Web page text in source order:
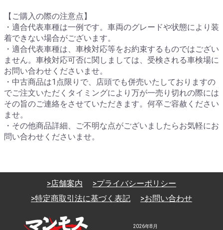
【ご購入の際の注意点】
・適合代表車種は一例です。車両のグレードや状態により装
着できない場合がございます。
・適合代表車種は、車検対応等をお約束するものではござい
ません。車検対応可否に関しましては、受検される車検場に
お問い合わせくださいませ。
・中古商品は1点限りで、店頭でも併売いたしておりますの
でご注文いただくタイミングにより万が一売り切れの際には
その旨のご連絡をさせていただきます。何卒ご容赦ください
ませ。
・その他商品詳細、ご不明な点がございましたらお気軽にお
問い合わせくださいませ。
>店舗案内
>プライバシーポリシー
>特定商取引法に基づく表記
>お問い合わせ
2026年8月